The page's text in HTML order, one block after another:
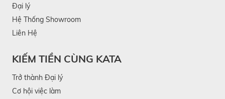
Đại lý
Hệ Thống Showroom
Liên Hệ
KIẾM TIỀN CÙNG KATA
Trở thành Đại lý
Cơ hội việc làm